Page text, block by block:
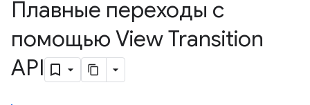
Плавные переходы с
помощью View Transition
API